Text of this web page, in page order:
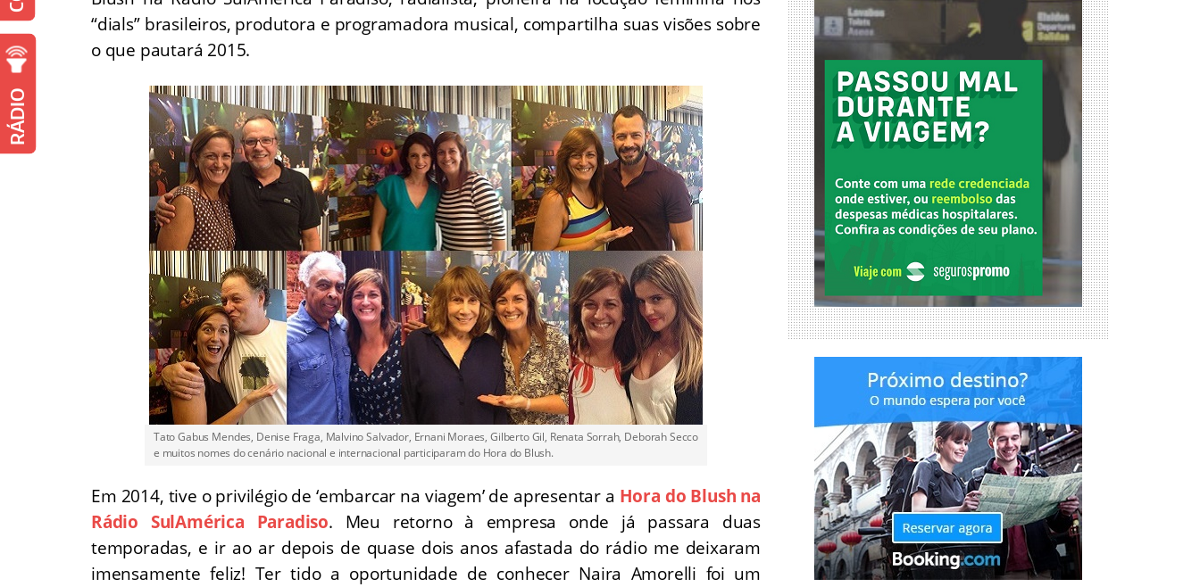
“dials” brasileiros, produtora e programadora musical, compartilha suas visões sobre
o que pautará 2015.
Tato Gabus Mendes, Denise Fraga, Malvino Salvador, Ernani Moraes, Gilberto Gil, Renata Sorrah, Deborah Secco
e muitos nomes do cenário nacional e internacional participaram do Hora do Blush.
Em 2014, tive o privilégio de ‘embarcar na viagem’ de apresentar a Hora do Blush na
Rádio SulAmérica Paradiso. Meu retorno à empresa onde já passara duas
temporadas, e ir ao ar depois de quase dois anos afastada do rádio me deixaram
imensamente feliz! Ter tido a oportunidade de conhecer Naira Amorelli foi um
RÁDIO